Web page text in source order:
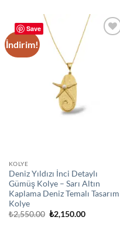
Save
İndirim!
KOLYE
Deniz Yıldızı İnci Detaylı
Gümüş Kolye – Sarı Altın
Kaplama Deniz Temalı Tasarım
Kolye
₺2,550.00 Orijinal
fiyat:
₺2,150.00Şu